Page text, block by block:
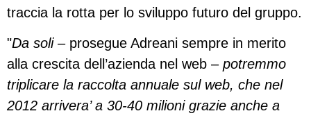
traccia la rotta per lo sviluppo futuro del gruppo.
"Da soli – prosegue Adreani sempre in merito
alla crescita dell’azienda nel web – potremmo
triplicare la raccolta annuale sul web, che nel
2012 arrivera’ a 30-40 milioni grazie anche a